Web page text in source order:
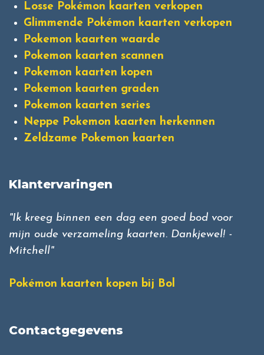
Losse Pokémon kaarten verkopen
Glimmende Pokémon kaarten verkopen
Pokemon kaarten waarde
Pokemon kaarten scannen
Pokemon kaarten kopen
Pokemon kaarten graden
Pokemon kaarten series
Neppe Pokemon kaarten herkennen
Zeldzame Pokemon kaarten
Klantervaringen
"Ik kreeg binnen een dag een goed bod voor
mijn oude verzameling kaarten. Dankjewel! -
Mitchell"
Pokémon kaarten kopen bij Bol
Contactgegevens